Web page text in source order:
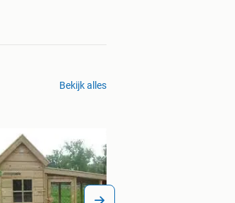
Bekijk alles